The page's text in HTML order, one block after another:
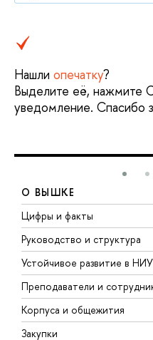
Нашли опечатку?
Выделите её, нажмите
уведомление. Спасибо
О ВЫШКЕ
Цифры и факты
Руководство и структура
Устойчивое развитие в
Преподаватели и
Корпуса и общежития
Закупки